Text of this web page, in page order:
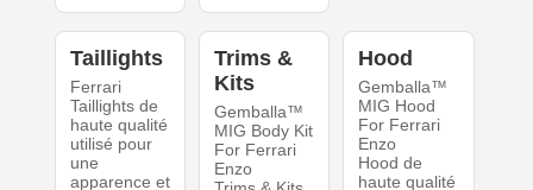
Taillights
Ferrari
Taillights de
haute qualité
utilisé pour
une
apparence et
Trims &
Kits
Gemballa™
MIG Body Kit
For Ferrari
Enzo
Hood
Gemballa™
MIG Hood
For Ferrari
Enzo
Hood de
haute qualité